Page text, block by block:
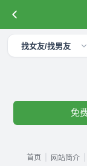
找女友/找男友
免
首页 网站简介